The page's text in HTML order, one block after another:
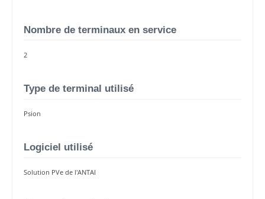
Nombre de terminaux en service
2
Type de terminal utilisé
Psion
Logiciel utilisé
Solution PVe de l'ANTAI